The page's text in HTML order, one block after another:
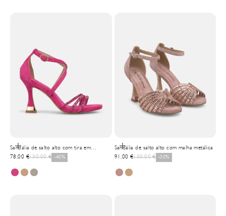
Selecionar opções
Sandália de salto alto com tira em
transferência metalizada
Precio de oferta
78,00 €Precio normal
130,00 € -40%
Selecionar opções
Sandália de salto alto com malha metálica
Precio de oferta
91,00 €Precio normal
130,00 € -30%